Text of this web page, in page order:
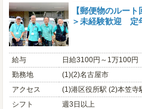
【郵便物のルー
＞未経験歓迎 定
給与
日給3100円～1万100円
勤務地
(1)(2)名古屋市
アクセス
(1)港区役所駅 (2)本笠寺
シフト
週3日以上